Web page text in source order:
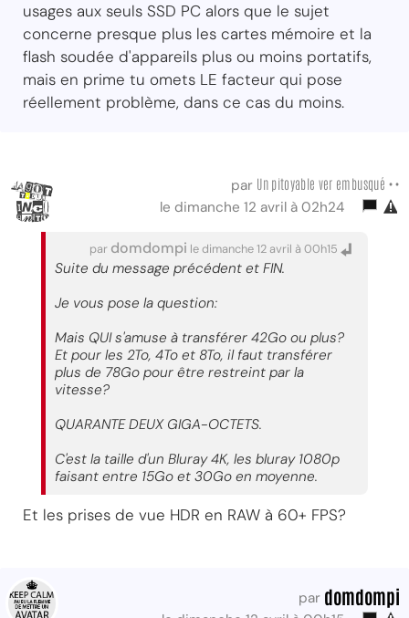
usages aux seuls SSD PC alors que le sujet
concerne presque plus les cartes mémoire et la
flash soudée d'appareils plus ou moins portatifs,
mais en prime tu omets LE facteur qui pose
réellement problème, dans ce cas du moins.
par Un pitoyable ver embusqué ••
le dimanche 12 avril à 02h24
par domdompi le dimanche 12 avril à 00h15
Suite du message précédent et FIN.
Je vous pose la question:
Mais QUI s'amuse à transférer 42Go ou plus?
Et pour les 2To, 4To et 8To, il faut transférer
plus de 78Go pour être restreint par la
vitesse?
QUARANTE DEUX GIGA-OCTETS.
C'est la taille d'un Bluray 4K, les bluray 1080p
faisant entre 15Go et 30Go en moyenne.
Et les prises de vue HDR en RAW à 60+ FPS?
par domdompi